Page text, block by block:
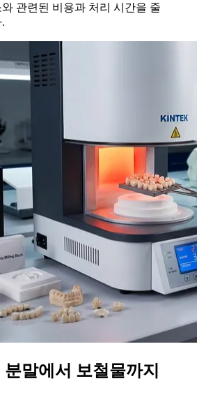
관련된 비용과 처리 시간을 줄
말에서 보철물까지